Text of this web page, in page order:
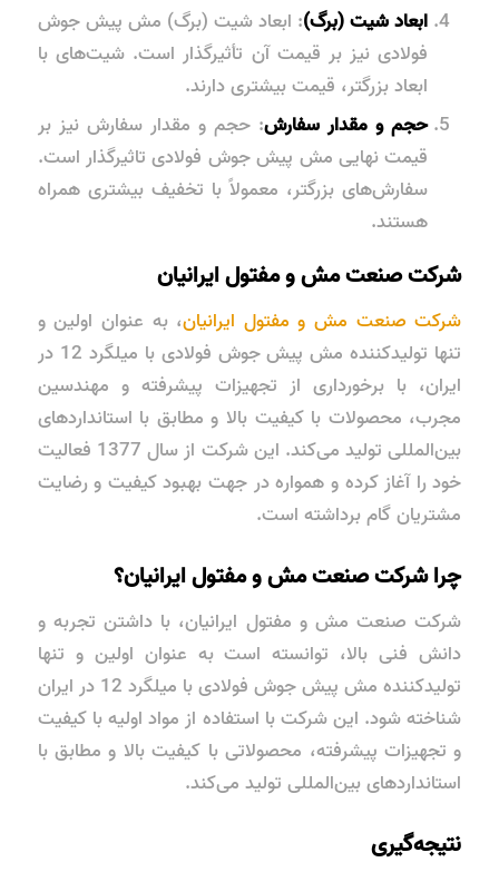
ابعاد شیت (برگ): ابعاد شیت (برگ) مش پیش جوش
فولادی نیز بر قیمت آن تأثیرگذار است. شیت‌های با
ابعاد بزرگتر، قیمت بیشتری دارند.
حجم و مقدار سفارش: حجم و مقدار سفارش نیز بر
قیمت نهایی مش پیش جوش فولادی تاثیرگذار است.
سفارش‌های بزرگتر، معمولاً با تخفیف بیشتری همراه
هستند.
شرکت صنعت مش و مفتول ایرانیان
شرکت صنعت مش و مفتول ایرانیان، به عنوان اولین و
تنها تولیدکننده مش پیش جوش فولادی با میلگرد 12 در
ایران، با برخورداری از تجهیزات پیشرفته و مهندسین
مجرب، محصولات با کیفیت بالا و مطابق با استانداردهای
بین‌المللی تولید می‌کند. این شرکت از سال 1377 فعالیت
خود را آغاز کرده و همواره در جهت بهبود کیفیت و رضایت
مشتریان گام برداشته است.
چرا شرکت صنعت مش و مفتول ایرانیان؟
شرکت صنعت مش و مفتول ایرانیان، با داشتن تجربه و
دانش فنی بالا، توانسته است به عنوان اولین و تنها
تولیدکننده مش پیش جوش فولادی با میلگرد 12 در ایران
شناخته شود. این شرکت با استفاده از مواد اولیه با کیفیت
و تجهیزات پیشرفته، محصولاتی با کیفیت بالا و مطابق با
استانداردهای بین‌المللی تولید می‌کند.
نتیجه‌گیری